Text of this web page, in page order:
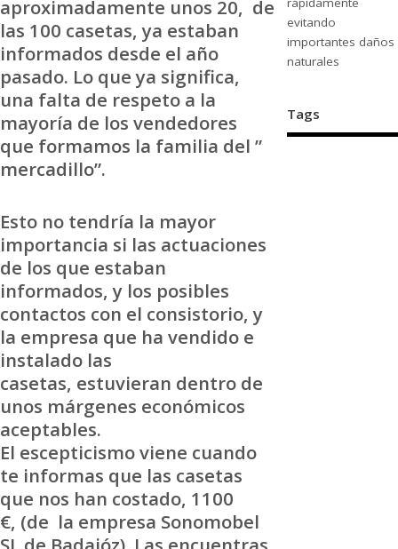
aproximadamente unos 20, de
las 100 casetas, ya estaban
informados desde el año
pasado. Lo que ya significa,
una falta de respeto a la
mayoría de los vendedores
que formamos la familia del ”
mercadillo”.
Esto no tendría la mayor
importancia si las actuaciones
de los que estaban
informados, y los posibles
contactos con el consistorio, y
la empresa que ha vendido e
instalado las
casetas, estuvieran dentro de
unos márgenes económicos
aceptables.
El escepticismo viene cuando
te informas que las casetas
que nos han costado, 1100
€, (de la empresa Sonomobel
evitando
importantes daños
naturales
Tags